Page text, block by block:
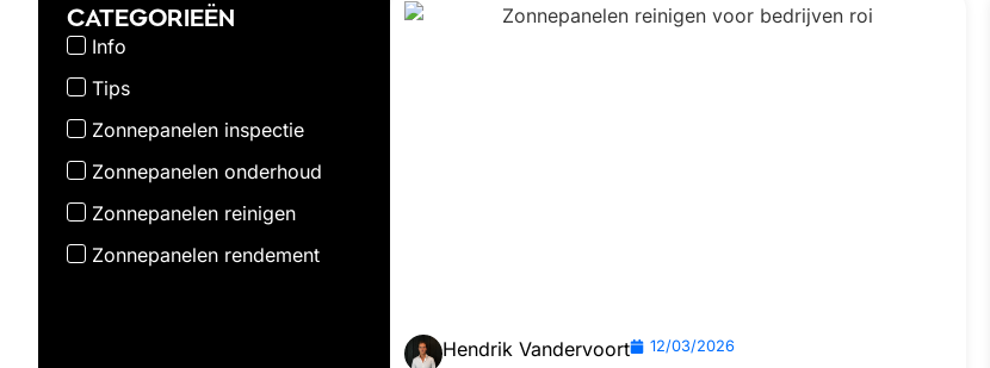
CATEGORIEËN
Info
Tips
Zonnepanelen inspectie
Zonnepanelen onderhoud
Zonnepanelen reinigen
Zonnepanelen rendement
Hendrik Vandervoort 12/03/2026